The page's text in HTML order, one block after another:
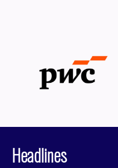
Headlines